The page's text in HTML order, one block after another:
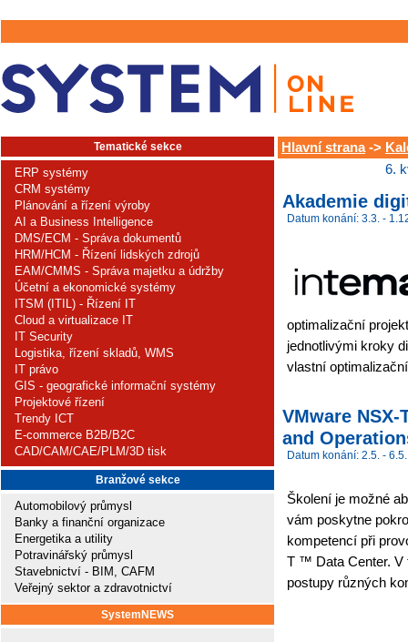
Tematické sekce
ERP systémy
CRM systémy
Plánování a řízení výroby
AI a Business Intelligence
DMS/ECM - Správa dokumentů
HRM/HCM - Řízení lidských zdrojů
EAM/CMMS - Správa majetku a údržby
Účetní a ekonomické systémy
ITSM (ITIL) - Řízení IT
Cloud a virtualizace IT
IT Security
Logistika, řízení skladů, WMS
IT právo
GIS - geografické informační systémy
Projektové řízení
Trendy ICT
E-commerce B2B/B2C
CAD/CAM/CAE/PLM/3D tisk
Branžové sekce
Automobilový průmysl
Banky a finanční organizace
Energetika a utility
Potravinářský průmysl
Stavebnictví - BIM, CAFM
Veřejný sektor a zdravotnictví
SystemNEWS
Hlavní strana->
6.
Akademie
Datum konání: 3.3. -
optimalizační
jednotlivými kroky
vlastní
VMware
and
Datum konání: 2.5. - 6.5.
Školení je možné
vám poskytne
kompetencí při
T ™ Data Center. V
postupy různých